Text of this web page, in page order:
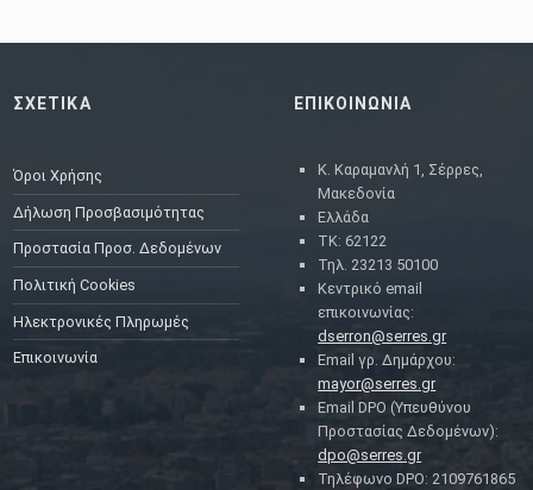
ΣΧΕΤΙΚΑ
Όροι Χρήσης
Δήλωση Προσβασιμότητας
Προστασία Προσ. Δεδομένων
Πολιτική Cookies
Ηλεκτρονικές Πληρωμές
Επικοινωνία
ΕΠΙΚΟΙΝΩΝΙΑ
Κ. Καραμανλή 1, Σέρρες,
Μακεδονία
Ελλάδα
ΤΚ: 62122
Τηλ. 23213 50100
Κεντρικό email
επικοινωνίας:
dserron@serres.gr
Email γρ. Δημάρχου:
mayor@serres.gr
Email DPO (Υπευθύνου
Προστασίας Δεδομένων):
dpo@serres.gr
Τηλέφωνο DPO: 2109761865